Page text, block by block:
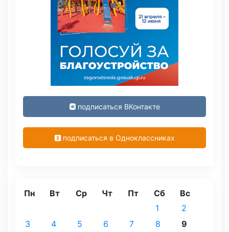
подписаться ВКонтакте
подписаться в Одноклассниках
Пн Вт Ср Чт Пт Сб Вс
1
2
3
4 5 6 7 8
9